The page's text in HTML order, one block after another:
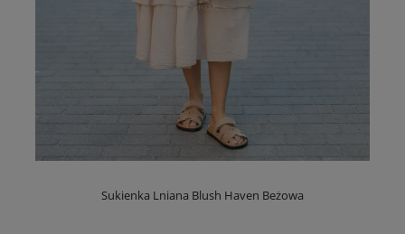
Sukienka Lniana Blush Haven Beżowa